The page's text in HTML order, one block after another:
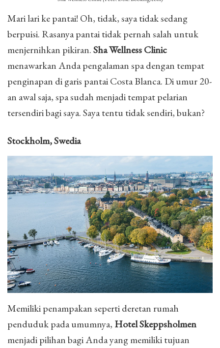
Mari lari ke pantai! Oh, tidak, saya tidak sedang
berpuisi. Rasanya pantai tidak pernah salah untuk
menjernihkan pikiran.Sha Wellness Clinic
menawarkan Anda pengalaman spa dengan tempat
penginapan di garis pantai Costa Blanca. Di umur 20-
an awal saja, spa sudah menjadi tempat pelarian
tersendiri bagi saya. Saya tentu tidak sendiri, bukan?
Stockholm, Swedia
Memiliki penampakan seperti deretan rumah
penduduk pada umumnya, Hotel Skeppsholmen
menjadi pilihan bagi Anda yang memiliki tujuan